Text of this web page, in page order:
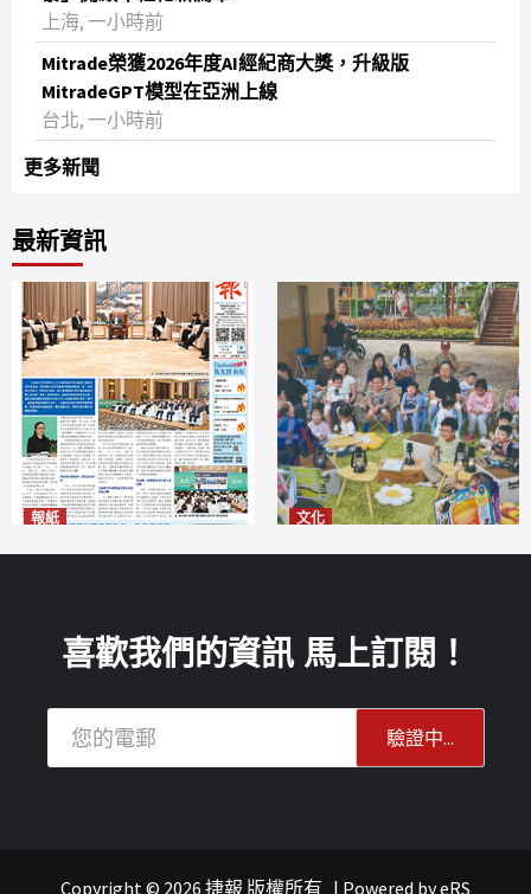
上海, 一小時前
Mitrade榮獲2026年度AI經紀商大獎，升級版
MitradeGPT模型在亞洲上線
台北, 一小時前
更多新聞
最新資訊
報紙 文化
喜歡我們的資訊 馬上訂閱！
Copyright © 2026 捷報 版權所有 | Powered byeRS